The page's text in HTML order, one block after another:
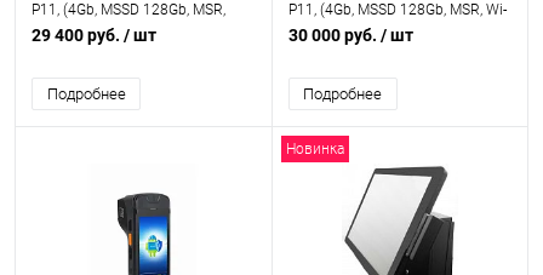
P11, (4Gb, MSSD 128Gb, MSR,
черный ), OL-P11_MSR
29 400 руб. / шт
Подробнее
P11, (4Gb, MSSD 128Gb, MSR, Wi-
Fi, черный ), OL-P11_MSRWi-Fi
30 000 руб. / шт
Подробнее
Новинка